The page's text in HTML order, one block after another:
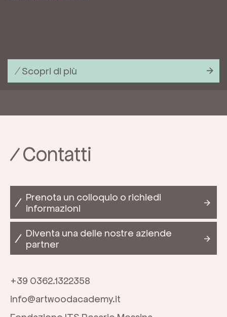
Scopri di più
Contatti
Prenota un colloquio o richiedi
informazioni
Diventa una delle nostre aziende
partner
+39 0362.1322358
info@artwoodacademy.it